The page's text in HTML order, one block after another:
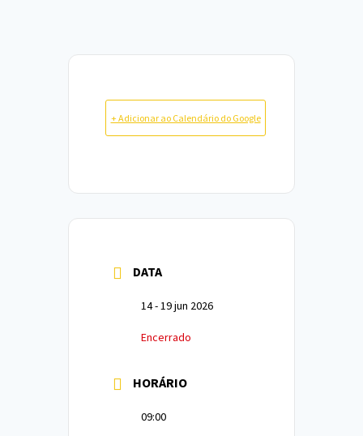
+ Adicionar ao Calendário do Google
DATA
14 - 19 jun 2026
Encerrado
HORÁRIO
09:00